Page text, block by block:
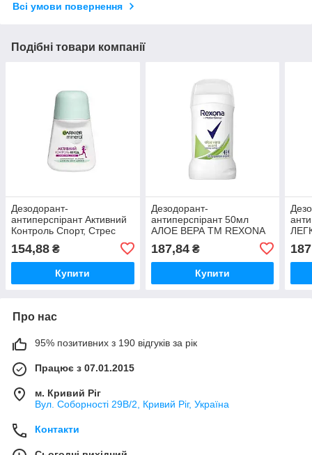
Всі умови повернення
Подібні товари компанії
Дезодорант-
антиперспірант Активний
Контроль Спорт, Стрес
154,88 ₴
Купити
Дезодорант-
антиперспірант 50мл
АЛОЕ ВЕРА ТМ REXONA
187,84₴
Купити
Про нас
95% позитивних з 190 відгуків за рік
Працює з 07.01.2015
м. Кривий Ріг
Вул. Соборності 29В/2, Кривий Ріг, Україна
Контакти